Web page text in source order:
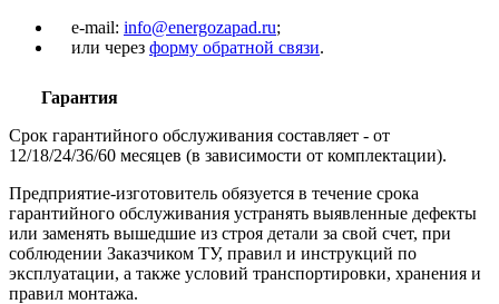
e-mail: info@energozapad.ru;
или через форму обратной связи.
Гарантия
Срок гарантийного обслуживания составляет - от
12/18/24/36/60 месяцев (в зависимости от комплектации).
Предприятие-изготовитель обязуется в течение срока
гарантийного обслуживания устранять выявленные дефекты
или заменять вышедшие из строя детали за свой счет, при
соблюдении Заказчиком ТУ, правил и инструкций по
эксплуатации, а также условий транспортировки, хранения и
правил монтажа.